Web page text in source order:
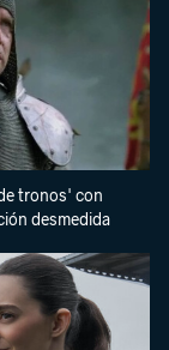
tronos' con
desmedida